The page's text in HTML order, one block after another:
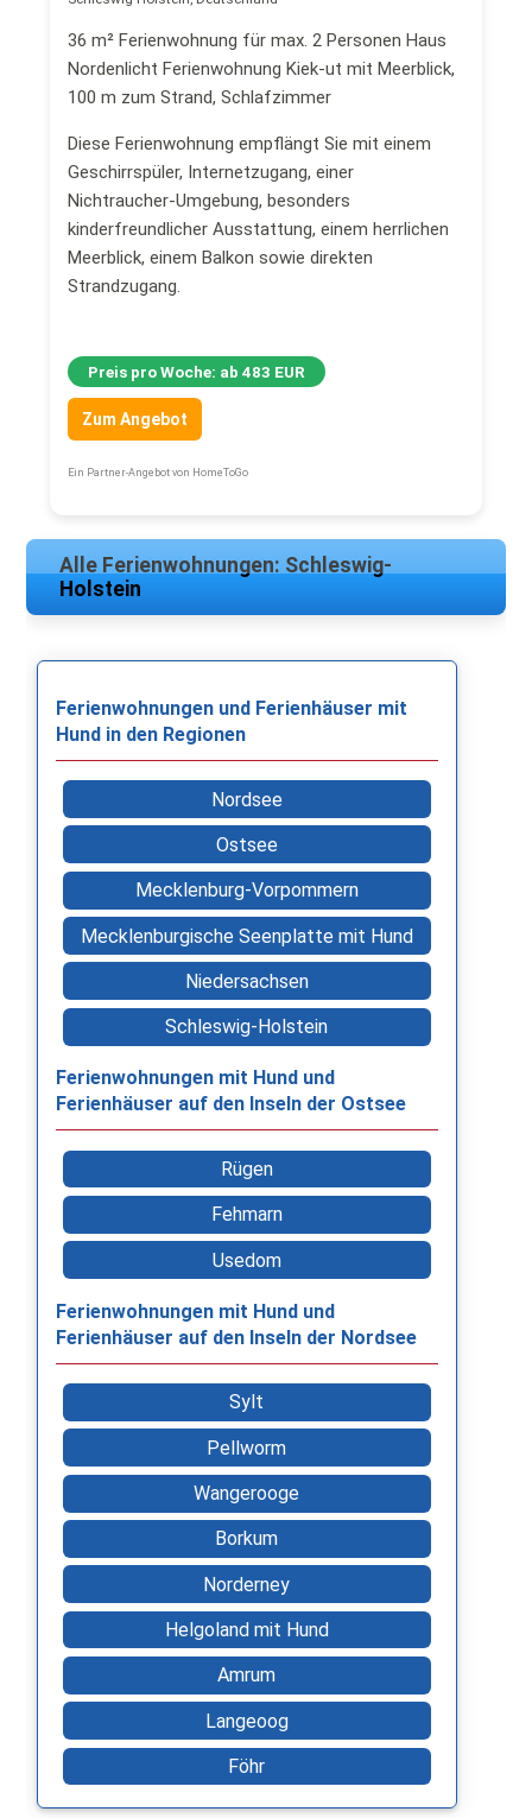
36 m² Ferienwohnung für max. 2 Personen Haus
Nordenlicht Ferienwohnung Kiek-ut mit Meerblick,
100 m zum Strand, Schlafzimmer
Diese Ferienwohnung empflängt Sie mit einem
Geschirrspüler, Internetzugang, einer
Nichtraucher-Umgebung, besonders
kinderfreundlicher Ausstattung, einem herrlichen
Meerblick, einem Balkon sowie direkten
Strandzugang.
Preis pro Woche: ab 483 EUR
Zum Angebot
Ein Partner-Angebot von HomeToGo
Alle Ferienwohnungen: Schleswig-
Holstein
Ferienwohnungen und Ferienhäuser mit
Hund in den Regionen
Nordsee
Ostsee
Mecklenburg-Vorpommern
Mecklenburgische Seenplatte mit Hund
Niedersachsen
Schleswig-Holstein
Ferienwohnungen mit Hund und
Ferienhäuser auf den Inseln der Ostsee
Rügen
Fehmarn
Usedom
Ferienwohnungen mit Hund und
Ferienhäuser auf den Inseln der Nordsee
Sylt
Pellworm
Wangerooge
Borkum
Norderney
Helgoland mit Hund
Amrum
Langeoog
Föhr